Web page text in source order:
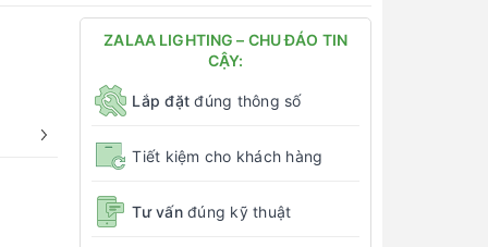
ZALAA LIGHTING – CHU ĐÁO TIN
CẬY:
Lắp đặt đúng thông số
Tiết kiệm cho khách hàng
Tư vấnđúng kỹ thuật